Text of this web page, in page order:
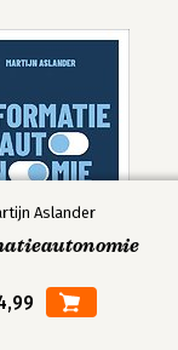
Aslander